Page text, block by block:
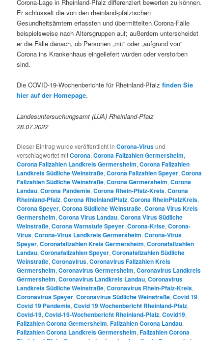
Corona-Lage in Rheinland-Pfalz differenziert bewerten zu können.
Er schlüsselt die von den rheinland-pfälzischen
Gesundheitsämtern erfassten und übermittelten Corona-Fälle
beispielsweise nach Altersgruppen auf; außerdem unterscheidet
er die Fälle danach, ob Personen „mit“ oder „aufgrund von“
Corona ins Krankenhaus eingeliefert wurden oder verstorben
sind.
Die COVID-19-Wochenberichte für Rheinland-Pfalzfinden Sie
hier auf der Homepage.
Landesuntersuchungsamt (LUA) Rheinland-Pfalz
28.07.2022
Dieser Eintrag wurde veröffentlicht inCorona-Virusund
verschlagwortet mitCorona,Corona Fallzahlen Germersheim,
Corona Fallzahlen Landkreis Germersheim,Corona Fallzahlen
Landkreis Südliche Weinstraße,Corona Fallzahlen Speyer,Corona
Fallzahlen Südliche Weinstraße,Corona Germersheim,Corona
Landau,Corona Pandemie,Corona Rhein-Pfalz-Kreis,Corona
Rheinland-Pfalz,Corona RheinlandPfalz,Corona RheinPfalzKreis,
Corona Speyer,Corona Südliche Weinstraße,Corona Virus Kreis
Germersheim,Corona Virus Landau,Corona Virus Südliche
Weinstraße,Corona Warnstufe Speyer,Corona-Krise,Corona-
Virus,Corona-Virus Landkreis Germersheim,Corona-Virus
Speyer,Coronafallzahlen Kreis Germersheim,Coronafallzahlen
Landau,Coronafallzahlen Speyer,Coronafallzahlen Südliche
Weinstraße,Coronavirus,Coronavirus Fallzahlen Kreis
Germersheim,Coronavirus Germersheim,Coronavirus Landkreis
Germersheim,Coronavirus Landkreis Landau,Coronavirus
Landkreis Südliche Weinstraße,Coronavirus Rhein-Pfalz-Kreis,
Coronavirus Speyer,Coronavirus Südliche Weinstraße,Covid 19,
Covid 19 Pandemie,Covid 19 Wochenbericht Rheinland-Pfalz,
Covid-19,Covid-19-Wochenbericht Rheinland-Pfalz,Covid19,
Fallzahlen Corona Germersheim,Fallzahlen Corona Landau,
Fallzahlen Corona Landkreis Germersheim,Fallzahlen Corona